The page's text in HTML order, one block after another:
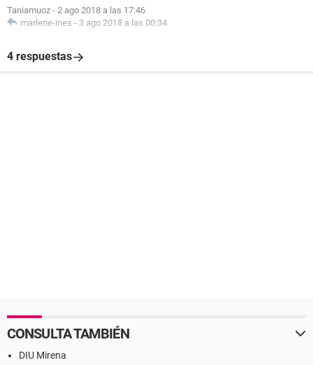
Taniamuoz - 2 ago 2018 a las 17:46
marlene-ines - 3 ago 2018 a las 00:34
4 respuestas
CONSULTA TAMBIÉN
DIU Mirena